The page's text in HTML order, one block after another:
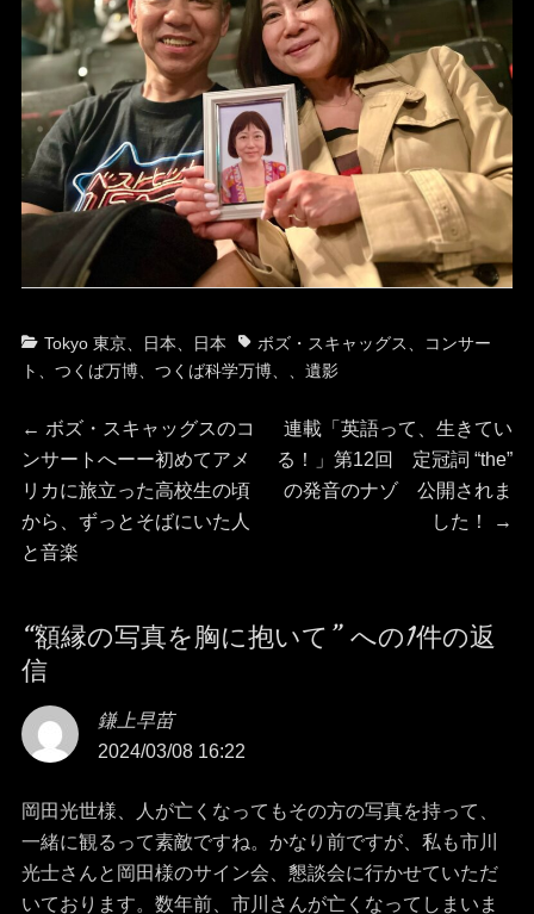
カ
テ
リ
ー
Tokyo 東京、 日本、 日本
タ
グ
ボズ・スキャッグス、コンサー
ト 、 つくば万博、 つくば科学万博、 、 遺影
投
稿
ナ
ゲ
ー
シ
ョ
ン
← 前
の
投
稿:
ボズ・スキャッグスのコ
ンサートへーー初めてアメ
リカに旅立った高校生の頃
から、ずっとそばにいた人
と音楽
次
の
投
連載「英語って、生きてい
る！」第12回 定冠詞 “the”
の発音のナゾ 公開されま
した！
→
“額縁の写真を胸に抱いて” への1件の返
信
鎌上早苗よ
り:
2024/03/08 16:22
岡田光世様、人が亡くなってもその方の写真を持って、
一緒に観るって素敵ですね。かなり前ですが、私も市川
光士さんと岡田様のサイン会、懇談会に行かせていただ
いております。数年前、市川さんが亡くなってしまいま